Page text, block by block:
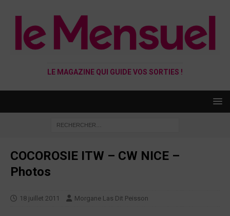
LE MAGAZINE QUI GUIDE VOS SORTIES !
COCOROSIE ITW – CW NICE –
Photos
18 juillet 2011 Morgane Las Dit Peisson